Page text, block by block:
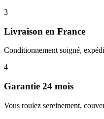
3
Livraison en France
Conditionnement soigné,
4
Garantie 24 mois
Vous roulez sereinement,